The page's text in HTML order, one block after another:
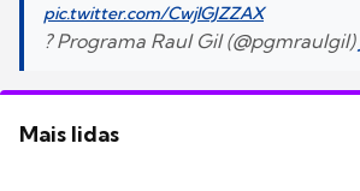
pic.twitter.com/CwjIGJZZAX
? Programa Raul Gil (@pgmraulgil)
Mais lidas